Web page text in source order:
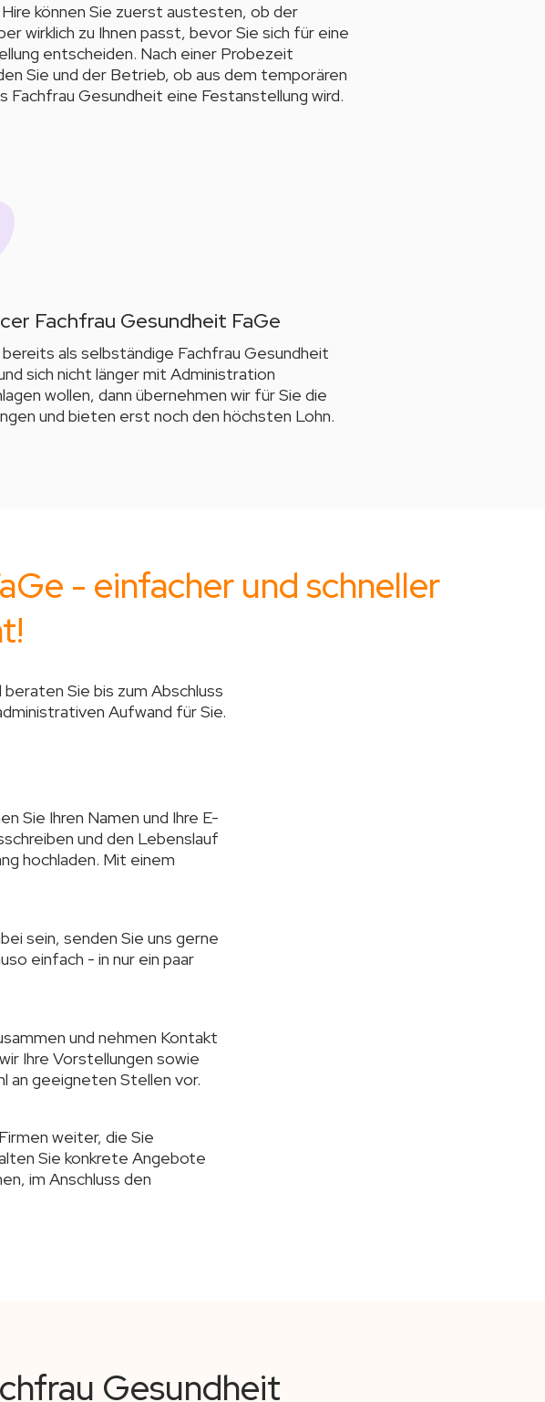
können Sie zuerst austesten, ob der
wirklich zu Ihnen passt, bevor Sie sich für eine
entscheiden. Nach einer Probezeit
Sie und der Betrieb, ob aus dem temporären
Fachfrau Gesundheit eine Festanstellung wird.
Fachfrau Gesundheit FaGe
bereits als selbständige Fachfrau Gesundheit
sich nicht länger mit Administration
wollen, dann übernehmen wir für Sie die
und bieten erst noch den höchsten Lohn.
- einfacher und schneller
Sie bis zum Abschluss
Aufwand für Sie.
Sie Ihren Namen und Ihre E-
und den Lebenslauf
hochladen. Mit einem
sein, senden Sie uns gerne
einfach - in nur ein paar
und nehmen Kontakt
Ihre Vorstellungen sowie
an geeigneten Stellen vor.
weiter, die Sie
Sie konkrete Angebote
im Anschluss den
Gesundheit